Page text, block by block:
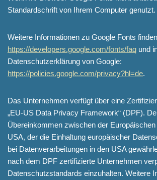
Standardschrift von Ihrem Computer genutzt.
Weitere Informationen zu Google Fonts
https://developers.google.com/fonts/faq und
Datenschutzerklärung von Google:
https://policies.google.com/privacy?hl=de.
Das Unternehmen verfügt über eine
„EU-US Data Privacy Framework“ (DPF).
Übereinkommen zwischen der
USA, der die Einhaltung europäischer
bei Datenverarbeitungen in den USA
nach dem DPF zertifizierte Unternehmen
Datenschutzstandards einzuhalten. Weitere